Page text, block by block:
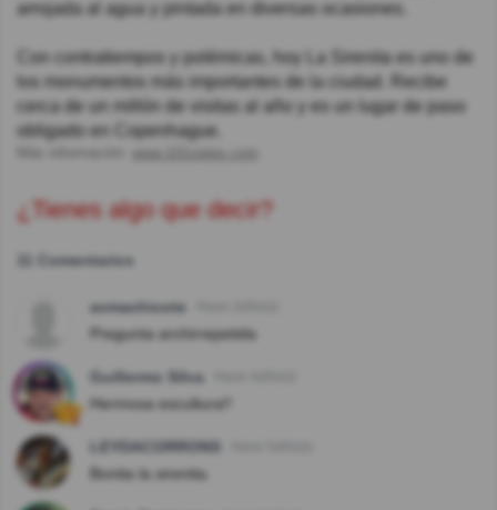
arrojada al agua y pintada en diversas ocasiones.
Con contratiempos y polémicas, hoy La Sirenita es uno de
los monumentos más importantes de la ciudad. Recibe
cerca de un millón de visitas al año y es un lugar de paso
obligado en Copenhague.
¿Tienes algo que decir?
11 Comentarios
avmachicote
Pregunta archirrepetida
Guillermo Silva
Hermosa escultura!!
LEYDACORRONS
Bonita la sirenita.